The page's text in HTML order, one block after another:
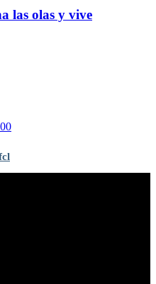
las olas y vive